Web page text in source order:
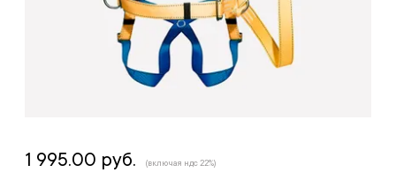
1 995.00 руб. (включая ндс 22%)